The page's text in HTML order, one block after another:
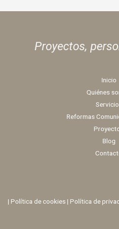
Proyectos,
Inicio
Quiénes
Reformas
Blog
| Política de cookies| Política de